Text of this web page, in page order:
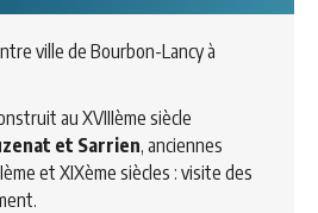
ville de Bourbon-Lancy à
au XVIIIème siècle
et Sarrien, anciennes
et XIXème siècles : visite des